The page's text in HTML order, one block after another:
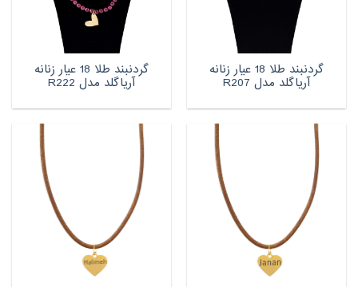
گردنبند طلا 18 عیار زنانه
آریاگلد مدل R207
گردنبند طلا 18 عیار زنانه
آریاگلد مدل R222